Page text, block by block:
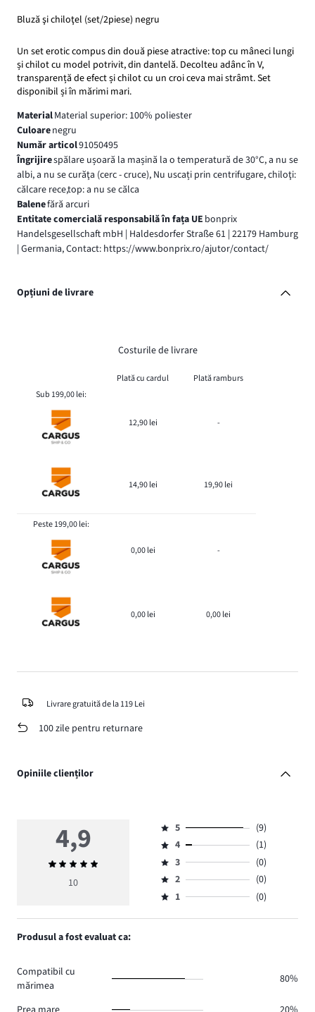
Bluză şi chiloţel (set/2piese) negru
Un set erotic compus din două piese atractive: top cu mâneci lungi
și chilot cu model potrivit, din dantelă. Decolteu adânc în V,
transparență de efect și chilot cu un croi ceva mai strâmt. Set
disponibil și în mărimi mari.
MaterialMaterial superior: 100% poliester
Culoarenegru
Număr articol91050495
Îngrijirespălare ușoară la mașină la o temperatură de 30°C, a nu se
albi, a nu se curăţa (cerc - cruce), Nu uscați prin centrifugare, chiloţi:
călcare rece,top: a nu se călca
Balenefără arcuri
Entitate comercială responsabilă în fața UE bonprix
Handelsgesellschaft mbH | Haldesdorfer Straße 61 | 22179 Hamburg
| Germania, Contact: https://www.bonprix.ro/ajutor/contact/
Opțiuni de livrare
Costurile de livrare
Plată cu cardul
Plată ramburs
Sub 199,00 lei:
12,90 lei -
14,90 lei 19,90 lei
Peste 199,00 lei:
0,00 lei -
0,00 lei 0,00 lei
Livrare gratuită de la 119 Lei
100 zile pentru returnare
Opiniile clienților
4,9
Evaluarea
medie
10
Evaluare
5,
numărul
de
voturi
9.
5
(9)
Evaluare
4,
numărul
de
1.
4
(1)
Evaluare
3,
numărul
3
(0)
Evaluare
2,
2
(0)
Evaluare
1,
1 (0)
Produsul a fost evaluat ca:
Compatibil cu
mărimea
80%